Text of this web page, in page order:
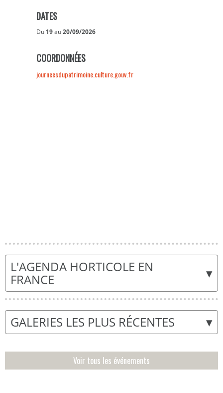
DATES
Du 19au20/09/2026
COORDONNÉES
journeesdupatrimoine.culture.gouv.fr
▾
L'AGENDA HORTICOLE EN
FRANCE
▾
GALERIES LES PLUS RÉCENTES
Voir tous les événements